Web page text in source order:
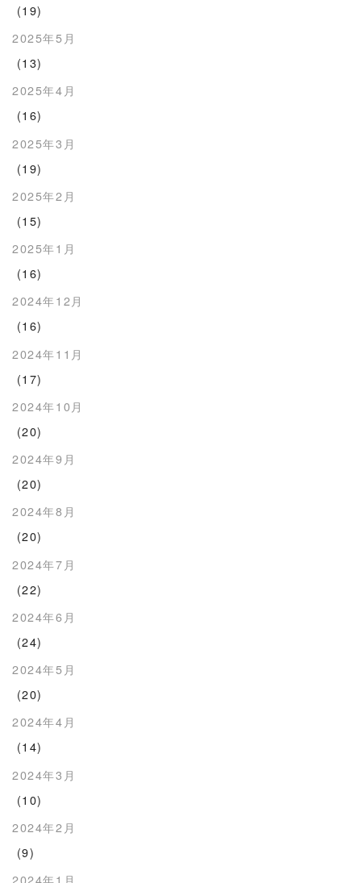
(19)
2025年5月
(13)
2025年4月
(16)
2025年3月
(19)
2025年2月
(15)
2025年1月
(16)
2024年12月
(16)
2024年11月
(17)
2024年10月
(20)
2024年9月
(20)
2024年8月
(20)
2024年7月
(22)
2024年6月
(24)
2024年5月
(20)
2024年4月
(14)
2024年3月
(10)
2024年2月
(9)
2024年1月